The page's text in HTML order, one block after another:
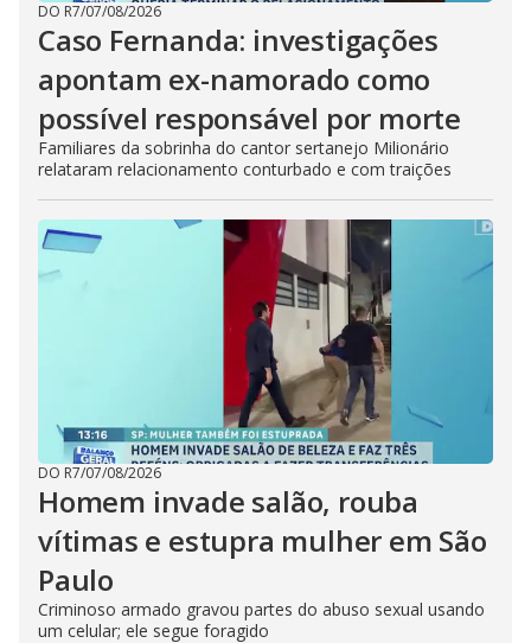
DO R7/07/08/2026
Caso Fernanda: investigações
apontam ex-namorado como
possível responsável por morte
Familiares da sobrinha do cantor sertanejo Milionário
relataram relacionamento conturbado e com traições
DO R7/07/08/2026
Homem invade salão, rouba
vítimas e estupra mulher em São
Paulo
Criminoso armado gravou partes do abuso sexual usando
um celular; ele segue foragido